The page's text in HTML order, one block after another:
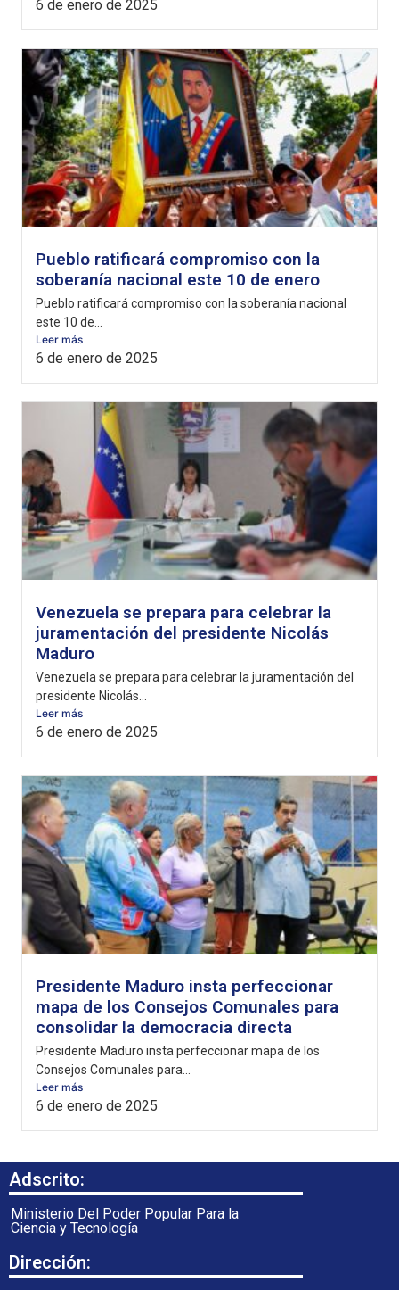
6 de enero de 2025
Pueblo ratificará compromiso con la
soberanía nacional este 10 de enero
Pueblo ratificará compromiso con la soberanía nacional
este 10 de...
Leer más
6 de enero de 2025
Venezuela se prepara para celebrar la
juramentación del presidente Nicolás
Maduro
Venezuela se prepara para celebrar la juramentación del
presidente Nicolás...
Leer más
6 de enero de 2025
Presidente Maduro insta perfeccionar
mapa de los Consejos Comunales para
consolidar la democracia directa
Presidente Maduro insta perfeccionar mapa de los
Consejos Comunales para...
Leer más
6 de enero de 2025
Adscrito:
Ministerio Del Poder Popular Para la
Ciencia y Tecnología
Dirección: